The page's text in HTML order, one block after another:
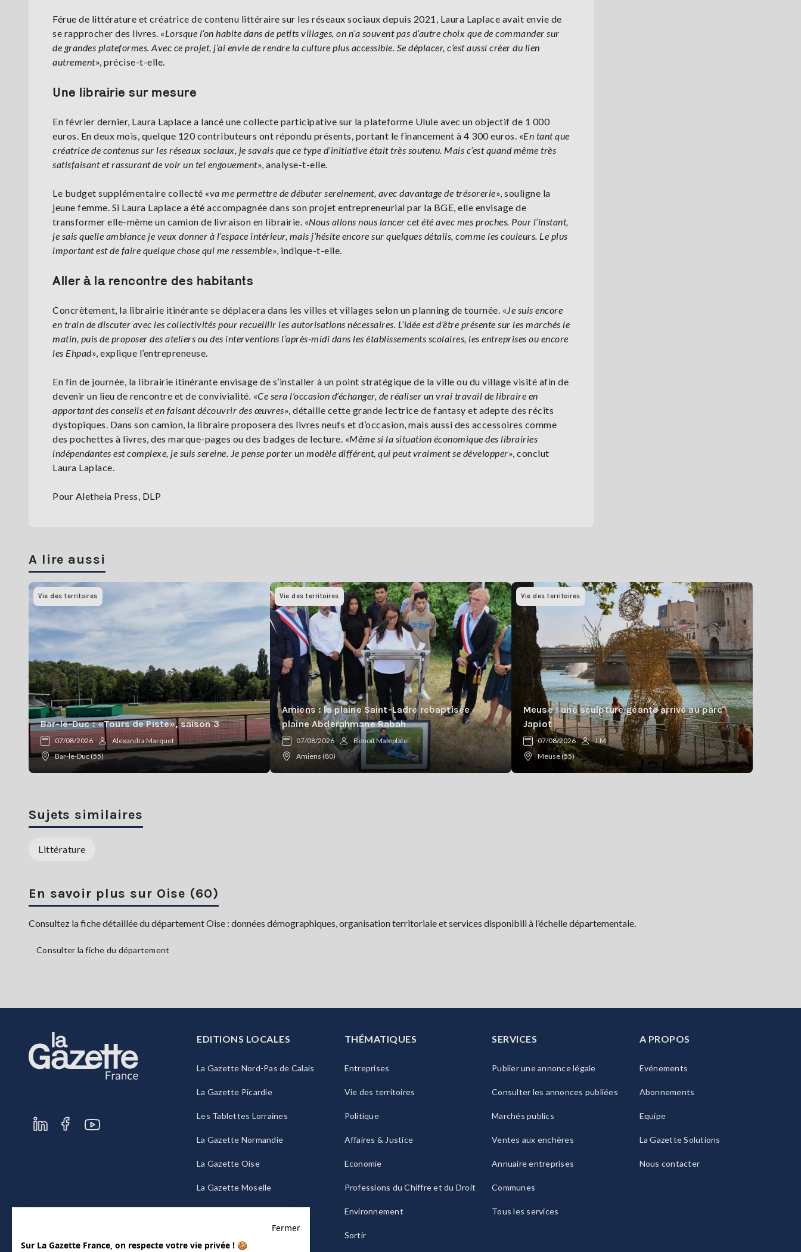
Férue de littérature et créatrice de contenu littéraire sur les réseaux sociaux depuis 2021, Laura Laplace avait envie de
se rapprocher des livres. «Lorsque l’on habite dans de petits villages, on n’a souvent pas d’autre choix que de commander sur
de grandes plateformes. Avec ce projet, j’ai envie de rendre la culture plus accessible. Se déplacer, c’est aussi créer du lien
autrement», précise-t-elle.
Une librairie sur mesure
En février dernier, Laura Laplace a lancé une collecte participative sur la plateforme Ulule avec un objectif de 1 000
euros. En deux mois, quelque 120 contributeurs ont répondu présents, portant le financement à 4 300 euros. «En tant que
créatrice de contenus sur les réseaux sociaux, je savais que ce type d’initiative était très soutenu. Mais c’est quand même très
satisfaisant et rassurant de voir un tel engouement», analyse-t-elle.
Le budget supplémentaire collecté «va me permettre de débuter sereinement, avec davantage de trésorerie», souligne la
jeune femme. Si Laura Laplace a été accompagnée dans son projet entrepreneurial par la BGE, elle envisage de
transformer elle-même un camion de livraison en librairie. «Nous allons nous lancer cet été avec mes proches. Pour l’instant,
je sais quelle ambiance je veux donner à l’espace intérieur, mais j’hésite encore sur quelques détails, comme les couleurs. Le plus
important est de faire quelque chose qui me ressemble», indique-t-elle.
Aller à la rencontre des habitants
Concrètement, la librairie itinérante se déplacera dans les villes et villages selon un planning de tournée. «Je suis encore
en train de discuter avec les collectivités pour recueillir les autorisations nécessaires. L’idée est d’être présente sur les marchés le
matin, puis de proposer des ateliers ou des interventions l’après-midi dans les établissements scolaires, les entreprises ou encore
les Ehpad», explique l’entrepreneuse.
En fin de journée, la librairie itinérante envisage de s’installer à un point stratégique de la ville ou du village visité afin de
devenir un lieu de rencontre et de convivialité. «Ce sera l’occasion d’échanger, de réaliser un vrai travail de libraire en
apportant des conseils et en faisant découvrir des œuvres», détaille cette grande lectrice de fantasy et adepte des récits
dystopiques. Dans son camion, la libraire proposera des livres neufs et d’occasion, mais aussi des accessoires comme
des pochettes à livres, des marque-pages ou des badges de lecture. «Même si la situation économique des librairies
indépendantes est complexe, je suis sereine. Je pense porter un modèle différent, qui peut vraiment se développer», conclut
Laura Laplace.
Pour Aletheia Press, DLP
A lire aussi
Vie des territoires
Bar-le-Duc : «Tours de Piste», saison 3
07/08/2026
Alexandra Marquet
Bar-le-Duc (55)
Vie des territoires
Amiens : la plaine Saint-Ladre rebaptisée
plaine Abderahmane Rabah
07/08/2026
Benoît Maleplate
Amiens (80)
Vie des territoires
Meuse : une sculpture géante arrive au parc
Japiot
07/08/2026
J.M
Meuse (55)
Sujets similaires
Littérature
En savoir plus sur Oise (60)
Consultez la fiche détaillée du département Oise : données démographiques, organisation territoriale et services disponibili à l’échelle départementale.
Consulter la fiche du département
EDITIONS LOCALES
La Gazette Nord-Pas de Calais
La Gazette Picardie
Les Tablettes Lorraines
La Gazette Normandie
La Gazette Oise
La Gazette Moselle
THÉMATIQUES
Entreprises
Vie des territoires
Politique
Affaires & Justice
Economie
Professions du Chiffre et du Droit
Environnement
Sortir
SERVICES
Publier une annonce légale
Consulter les annonces publiées
Marchés publics
Ventes aux enchères
Annuaire entreprises
Communes
Tous les services
A PROPOS
Evénements
Abonnements
Equipe
La Gazette Solutions
Nous contacter
Fermer
Sur La Gazette France, on respecte votre vie privée ! 🍪